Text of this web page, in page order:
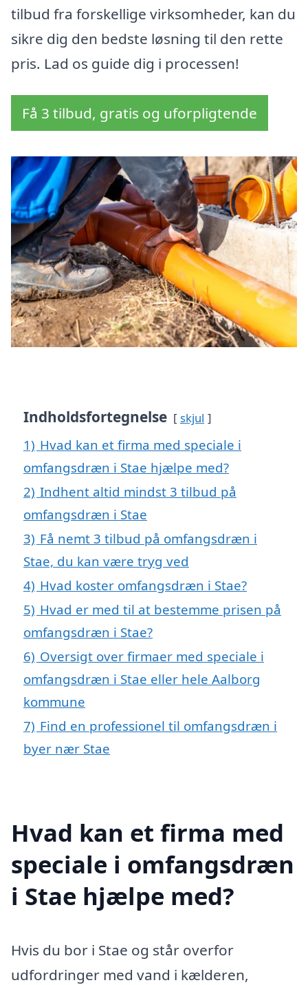
tilbud fra forskellige virksomheder, kan du
sikre dig den bedste løsning til den rette
pris. Lad os guide dig i processen!
Få 3 tilbud, gratis og uforpligtende
Indholdsfortegnelse skjul
1) Hvad kan et firma med speciale i
omfangsdræn i Stae hjælpe med?
2) Indhent altid mindst 3 tilbud på
omfangsdræn i Stae
3) Få nemt 3 tilbud på omfangsdræn i
Stae, du kan være tryg ved
4) Hvad koster omfangsdræn i Stae?
5) Hvad er med til at bestemme prisen på
omfangsdræn i Stae?
6) Oversigt over firmaer med speciale i
omfangsdræn i Stae eller hele Aalborg
kommune
7) Find en professionel til omfangsdræn i
byer nær Stae
Hvad kan et firma med
speciale i omfangsdræn
i Stae hjælpe med?
Hvis du bor i Stae og står overfor
udfordringer med vand i kælderen,